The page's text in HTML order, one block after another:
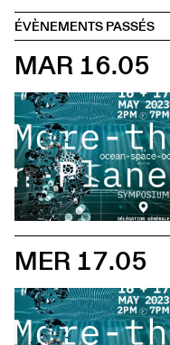
ÉVÈNEMENTS PASSÉS
MAR 16.05
MER 17.05